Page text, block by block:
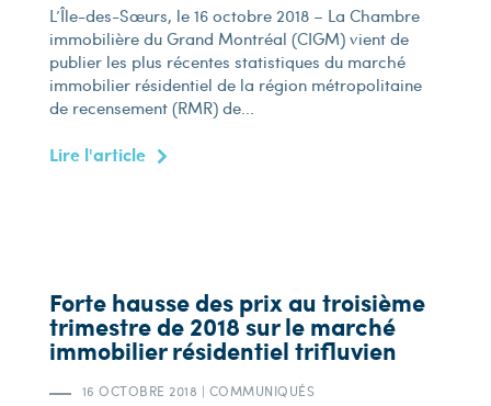
L’Île-des-Sœurs, le 16 octobre 2018 – La Chambre
immobilière du Grand Montréal (CIGM) vient de
publier les plus récentes statistiques du marché
immobilier résidentiel de la région métropolitaine
de recensement (RMR) de...
Lire l'article
Forte hausse des prix au troisième
trimestre de 2018 sur le marché
immobilier résidentiel trifluvien
16 OCTOBRE 2018 | COMMUNIQUÉS